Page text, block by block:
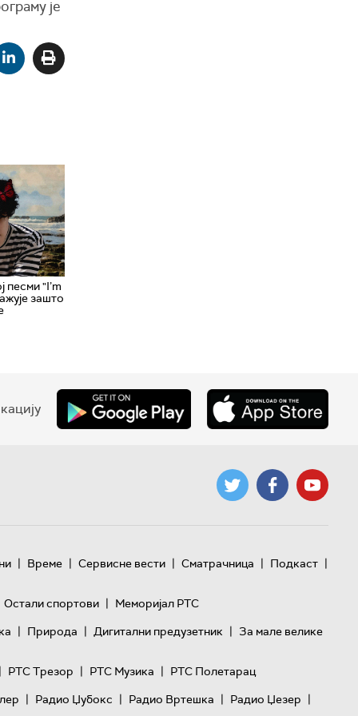
је
песми "I’m
зашто
| Време | Сервисне вести | Сматрачница | Подкаст |
Остали спортови | Меморијал РТС
| Природа | Дигитални предузетник | За мале велике
| РТС Трезор | РТС Музика | РТС Полетарац
| Радио Џубокс | Радио Вртешка | Радио Џезер |